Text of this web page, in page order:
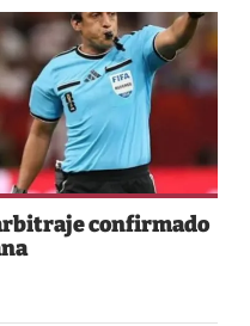
confirmado